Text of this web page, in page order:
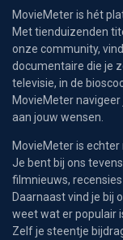
MovieMeter is hét
Met tienduizenden
onze community,
documentaire die je
televisie, in de
MovieMeter
aan jouw wensen.
MovieMeter is
Je bent bij ons
filmnieuws,
Daarnaast vind je bij
weet wat er populair
Zelf je steentje